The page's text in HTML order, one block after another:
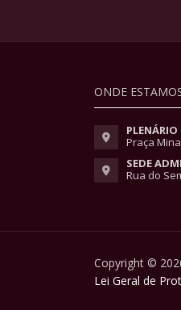
ONDE
PLENÁRIO
Praça
SEDE
Rua do
Copyright ©
Lei Geral de